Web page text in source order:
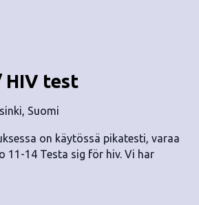
HIV test
Suomi
on käytössä pikatesti, varaa
11-14 Testa sig för hiv. Vi har